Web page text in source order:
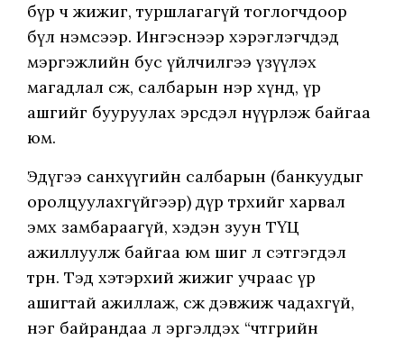
бүр ч жижиг, туршлагагүй тоглогчдоор
бүл нэмсээр. Ингэснээр хэрэглэгчдэд
мэргэжлийн бус үйлчилгээ үзүүлэх
магадлал өсөж, салбарын нэр хүнд, үр
ашгийг бууруулах эрсдэл нүүрлэж байгаа
юм.
Эдүгээ санхүүгийн салбарын (банкуудыг
оролцуулахгүйгээр) дүр төрхийг харвал
эмх замбараагүй, хэдэн зуун ТҮЦ
ажиллуулж байгаа юм шиг л сэтгэгдэл
төрнө. Тэд хэтэрхий жижиг учраас үр
ашигтай ажиллаж, өсөж дэвжиж чадахгүй,
нэг байрандаа л эргэлдэх “чөтгөрийн